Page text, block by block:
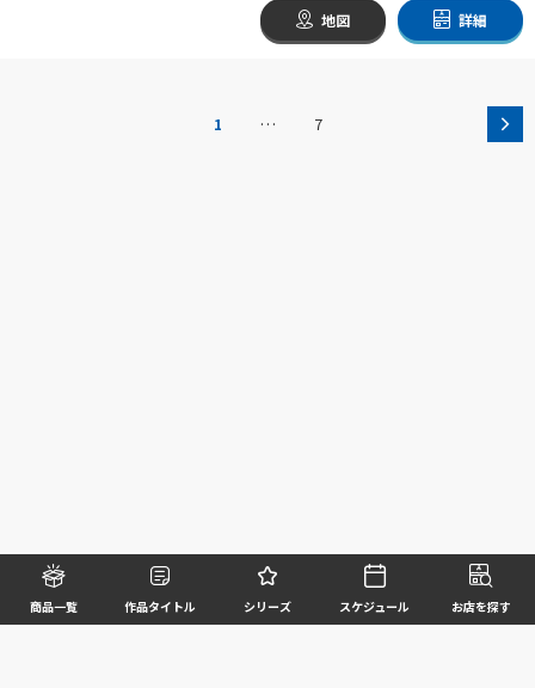
商品一覧 作品タイトル シリーズ スケジュール お店を探す
地図 詳細
1 … 7